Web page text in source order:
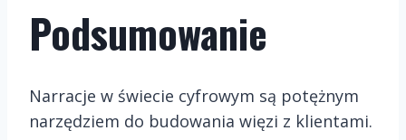
Podsumowanie
Narracje w świecie cyfrowym są potężnym
narzędziem do budowania więzi z klientami.